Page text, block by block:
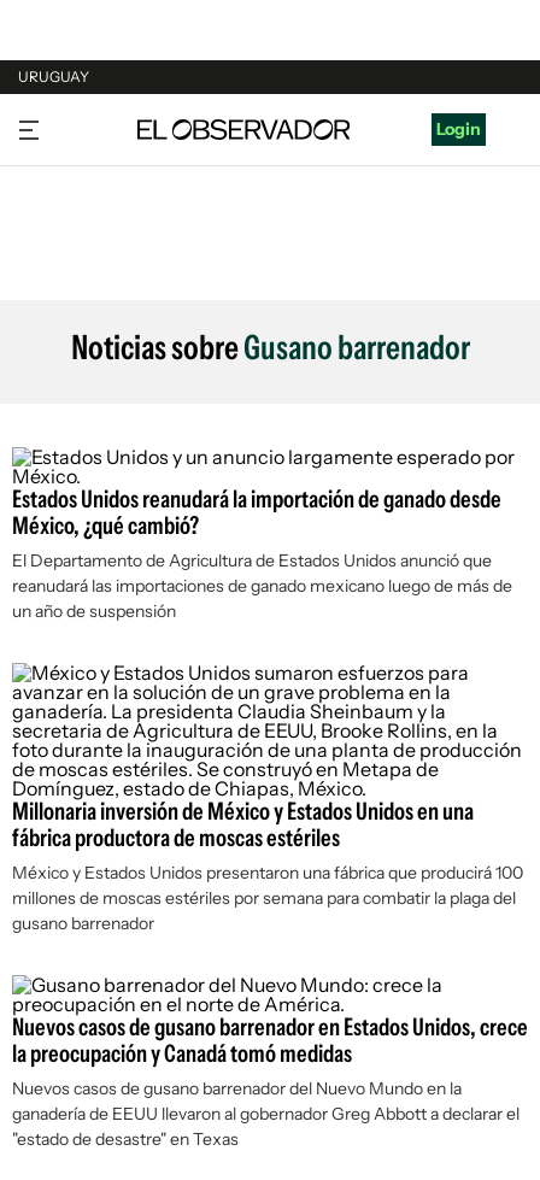
URUGUAY
URUGUAY
ARGENTINA
Login
Noticias sobreGusano barrenador
Estados Unidos reanudará la importación de ganado desde
México, ¿qué cambió?
El Departamento de Agricultura de Estados Unidos anunció que
reanudará las importaciones de ganado mexicano luego de más de
un año de suspensión
Millonaria inversión de México y Estados Unidos en una
fábrica productora de moscas estériles
México y Estados Unidos presentaron una fábrica que producirá 100
millones de moscas estériles por semana para combatir la plaga del
gusano barrenador
Nuevos casos de gusano barrenador en Estados Unidos, crece
la preocupación y Canadá tomó medidas
Nuevos casos de gusano barrenador del Nuevo Mundo en la
ganadería de EEUU llevaron al gobernador Greg Abbott a declarar el
"estado de desastre" en Texas